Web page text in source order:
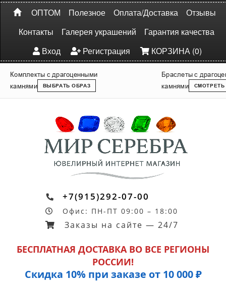
ОПТОМ Полезное Оплата/Доставка
Отзывы
Контакты
Галерея украшений
Гарантия качества
Вход
Регистрация КОРЗИНА (0)
Комплекты с драгоценными
камнями
ВЫБРАТЬ ОБРАЗ
Браслеты с
камнями
СМОТРЕТЬ
+7(915)292-07-00
Офис: ПН-ПТ 09:00 – 18:00
Заказы на сайте — 24/7
БЕСПЛАТНАЯ ДОСТАВКА ВО ВСЕ РЕГИОНЫ
РОССИИ!
Скидка 10% при заказе от 10 000 ₽